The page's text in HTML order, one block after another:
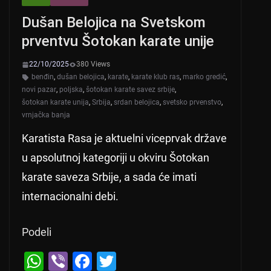
Dušan Belojica na Svetskom
prventvu Šotokan karate unije
22/10/2025
380 Views
benđin, dušan belojica, karate, karate klub ras, marko gredić,
novi pazar, poljska, šotokan karate savez srbije,
šotokan karate unija, Srbija, srdan belojica, svetsko prvenstvo,
vrnjačka banja
Karatista Rasa je aktuelni viceprvak države
u apsolutnoj kategoriji u okviru Šotokan
karate saveza Srbije, a sada će imati
internacionalni debi.
Podeli
W Vi F